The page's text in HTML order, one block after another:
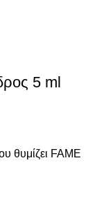
5 ml
θυμίζει FAME